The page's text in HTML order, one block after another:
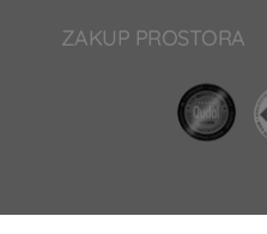
ZAKUP PROSTORA